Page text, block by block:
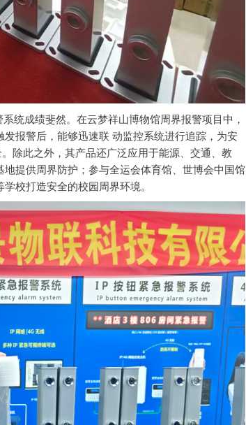
成绩斐然。在云梦祥山博物馆周界报警项目中，
报警后，能够迅速联 动监控系统进行追踪，为安
除此之外，其产品还广泛应用于能源、交通、教
提供周界防护；参与全运会体育馆、世博会中国馆
校打造安全的校园周界环境。